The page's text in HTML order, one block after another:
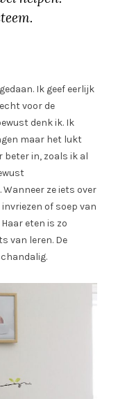
Ik geef eerlijk
voor de
denk ik. Ik
maar het lukt
beter in, zoals ik al
ze iets over
of soep van
eten is zo
van leren. De